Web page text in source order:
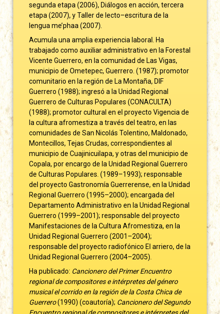
segunda etapa (2006), Diálogos en acción, tercera
etapa (2007), y Taller de lecto–escritura de la
lengua me’phaa (2007).
Acumula una amplia experiencia laboral. Ha
trabajado como auxiliar administrativo en la Forestal
Vicente Guerrero, en la comunidad de Las Vigas,
municipio de Ometepec, Guerrero. (1987); promotor
comunitario en la región de La Montaña, DIF
Guerrero (1988); ingresó a la Unidad Regional
Guerrero de Culturas Populares (CONACULTA)
(1988); promotor cultural en el proyecto Vigencia de
la cultura afromestiza a través del teatro, en las
comunidades de San Nicolás Tolentino, Maldonado,
Montecillos, Tejas Crudas, correspondientes al
municipio de Cuajinicuilapa, y otras del municipio de
Copala, por encargo de la Unidad Regional Guerrero
de Culturas Populares. (1989–1993); responsable
del proyecto Gastronomía Guerrerense, en la Unidad
Regional Guerrero (1995–2000); encargada del
Departamento Administrativo en la Unidad Regional
Guerrero (1999–2001); responsable del proyecto
Manifestaciones de la Cultura Afromestiza, en la
Unidad Regional Guerrero (2001–2004);
responsable del proyecto radiofónico El arriero, de la
Unidad Regional Guerrero (2004–2005).
Ha publicado: Cancionero del Primer Encuentro
regional de compositores e intérpretes del género
musical el corrido en la región de la Costa Chica de
Guerrero(1990) (coautoría); Cancionero del Segundo
Encuentro regional de compositores e intérpretes del